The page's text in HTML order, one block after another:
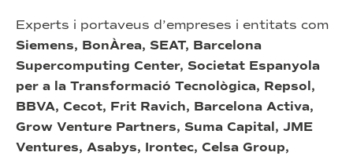
Experts i portaveus d’empreses i entitats com
Siemens, BonÀrea, SEAT, Barcelona
Supercomputing Center, Societat Espanyola
per a la Transformació Tecnològica, Repsol,
BBVA, Cecot, Frit Ravich, Barcelona Activa,
Grow Venture Partners, Suma Capital, JME
Ventures, Asabys, Irontec, Celsa Group,